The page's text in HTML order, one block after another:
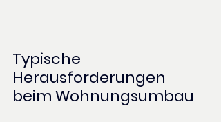
Typische
Herausforderungen
beim Wohnungsumbau